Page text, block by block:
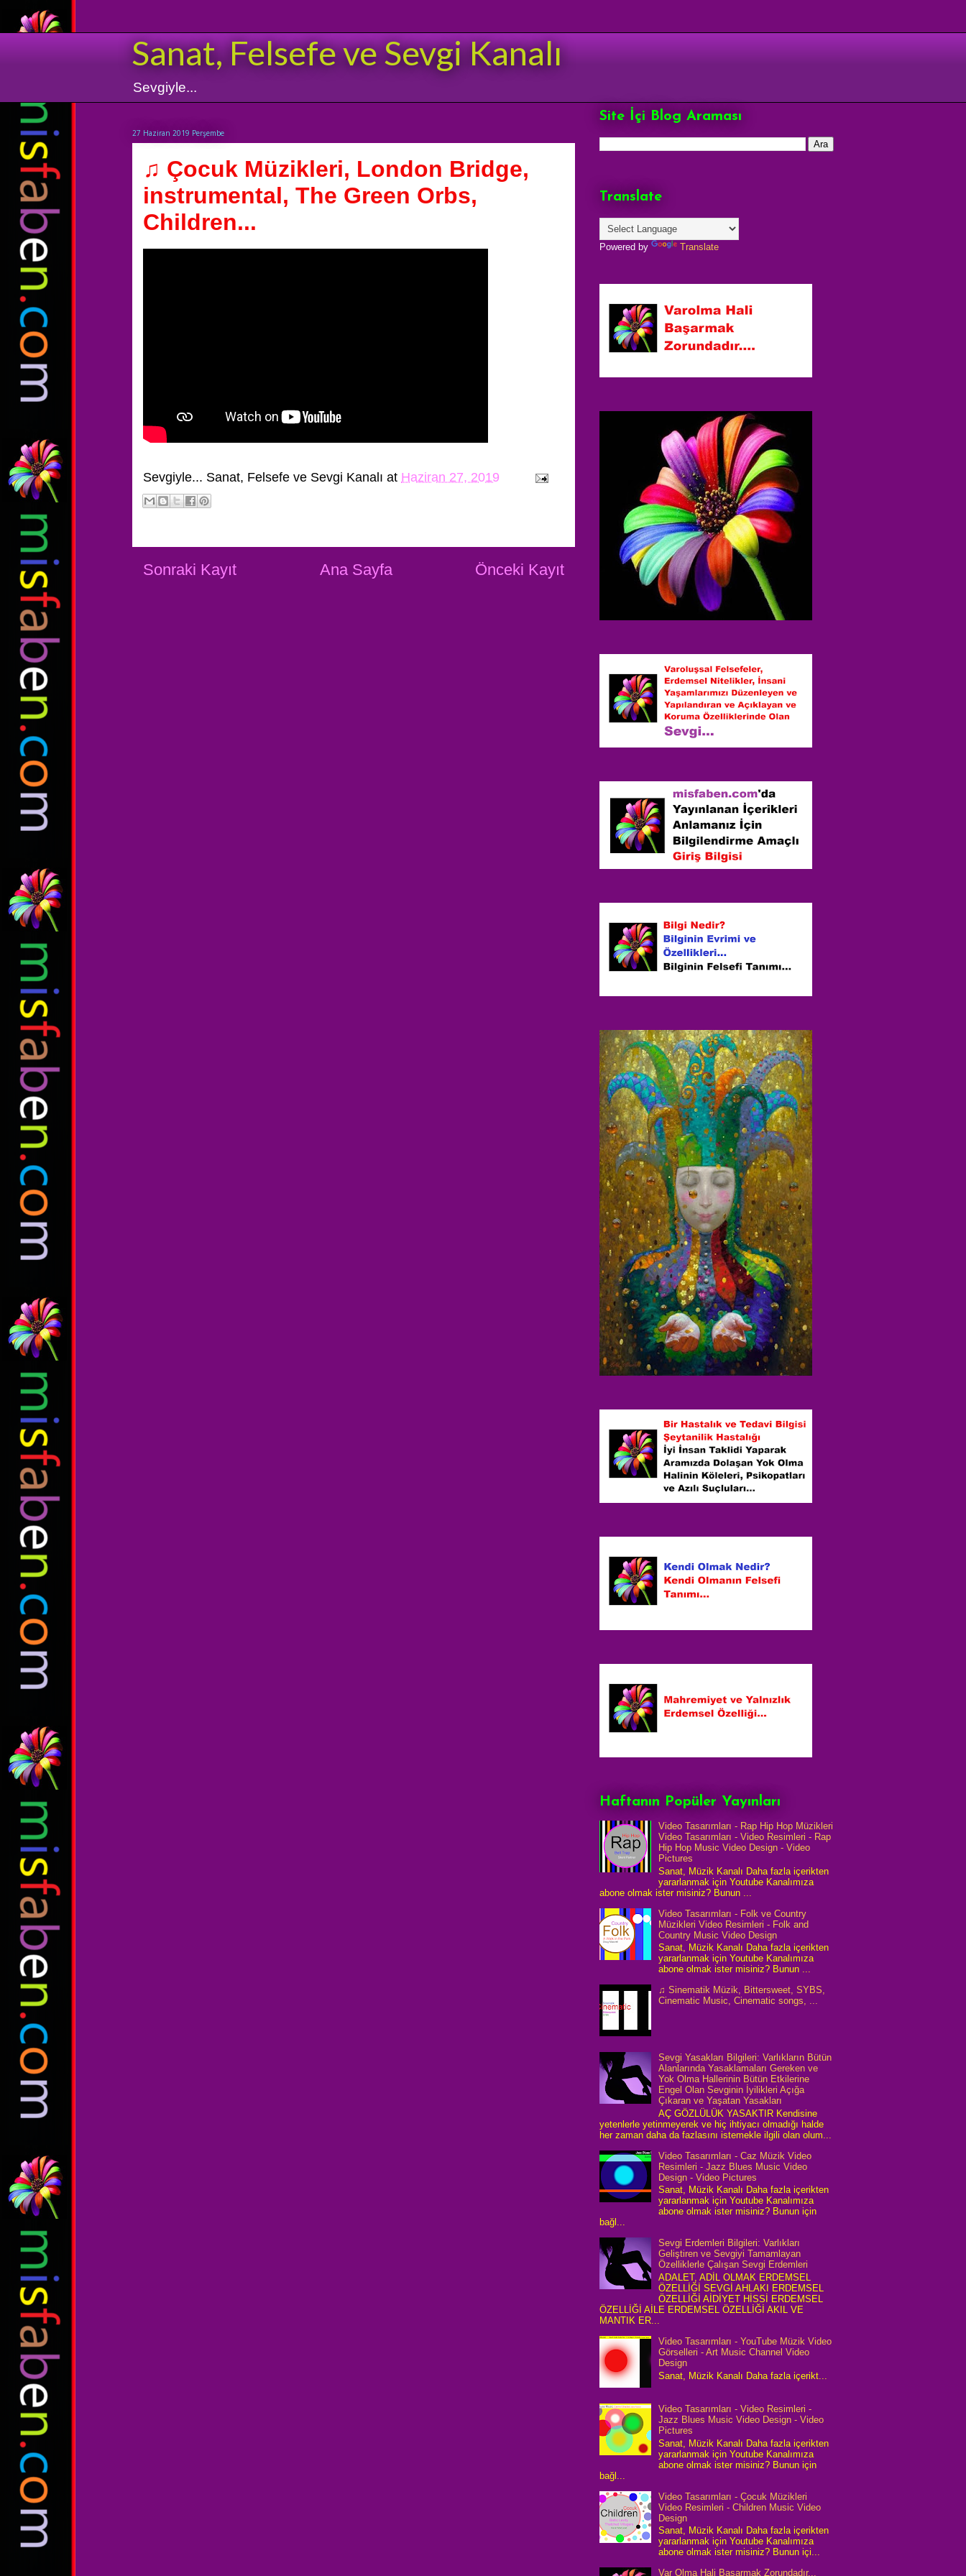
Sanat, Felsefe ve Sevgi Kanalı
Sevgiyle...
27 Haziran 2019 Perşembe
♫ Çocuk Müzikleri, London Bridge,
instrumental, The Green Orbs,
Children...
Sevgiyle... Sanat, Felsefe ve Sevgi Kanalı at Haziran 27, 2019
Sonraki Kayıt Önceki Kayıt
Ana Sayfa
Site İçi Blog Araması
Translate
Powered by Translate
Haftanın Popüler Yayınları
Video Tasarımları - Rap Hip Hop Müzikleri
Video Tasarımları - Video Resimleri - Rap
Hip Hop Music Video Design - Video
Pictures
Sanat, Müzik Kanalı Daha fazla içerikten
yararlanmak için Youtube Kanalımıza
abone olmak ister misiniz? Bunun ...
Video Tasarımları - Folk ve Country
Müzikleri Video Resimleri - Folk and
Country Music Video Design
Sanat, Müzik Kanalı Daha fazla içerikten
yararlanmak için Youtube Kanalımıza
abone olmak ister misiniz? Bunun ...
♫ Sinematik Müzik, Bittersweet, SYBS,
Cinematic Music, Cinematic songs, ...
Sevgi Yasakları Bilgileri: Varlıkların Bütün
Alanlarında Yasaklamaları Gereken ve
Yok Olma Hallerinin Bütün Etkilerine
Engel Olan Sevginin İyilikleri Açığa
Çıkaran ve Yaşatan Yasakları
AÇ GÖZLÜLÜK YASAKTIR Kendisine
yetenlerle yetinmeyerek ve hiç ihtiyacı olmadığı halde
her zaman daha da fazlasını istemekle ilgili olan olum...
Video Tasarımları - Caz Müzik Video
Resimleri - Jazz Blues Music Video
Design - Video Pictures
Sanat, Müzik Kanalı Daha fazla içerikten
yararlanmak için Youtube Kanalımıza
abone olmak ister misiniz? Bunun için
bağl...
Sevgi Erdemleri Bilgileri: Varlıkları
Geliştiren ve Sevgiyi Tamamlayan
Özelliklerle Çalışan Sevgi Erdemleri
ADALET, ADİL OLMAK ERDEMSEL
ÖZELLİĞİ SEVGİ AHLAKI ERDEMSEL
ÖZELLİĞİ AİDİYET HİSSİ ERDEMSEL
ÖZELLİĞİ AİLE ERDEMSEL ÖZELLİĞİ AKIL VE
MANTIK ER...
Video Tasarımları - YouTube Müzik Video
Görselleri - Art Music Channel Video
Design
Sanat, Müzik Kanalı Daha fazla içerikt...
Video Tasarımları - Video Resimleri -
Jazz Blues Music Video Design - Video
Pictures
Sanat, Müzik Kanalı Daha fazla içerikten
yararlanmak için Youtube Kanalımıza
abone olmak ister misiniz? Bunun için
bağl...
Video Tasarımları - Çocuk Müzikleri
Video Resimleri - Children Music Video
Design
Sanat, Müzik Kanalı Daha fazla içerikten
yararlanmak için Youtube Kanalımıza
abone olmak ister misiniz? Bunun içi...
Var Olma Hali Başarmak Zorundadır...